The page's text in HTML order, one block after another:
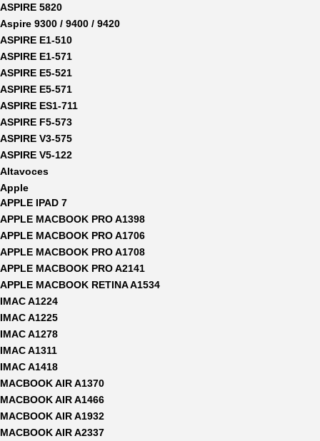
ASPIRE 5820
Aspire 9300 / 9400 / 9420
ASPIRE E1-510
ASPIRE E1-571
ASPIRE E5-521
ASPIRE E5-571
ASPIRE ES1-711
ASPIRE F5-573
ASPIRE V3-575
ASPIRE V5-122
Altavoces
Apple
APPLE IPAD 7
APPLE MACBOOK PRO A1398
APPLE MACBOOK PRO A1706
APPLE MACBOOK PRO A1708
APPLE MACBOOK PRO A2141
APPLE MACBOOK RETINA A1534
IMAC A1224
IMAC A1225
IMAC A1278
IMAC A1311
IMAC A1418
MACBOOK AIR A1370
MACBOOK AIR A1466
MACBOOK AIR A1932
MACBOOK AIR A2337